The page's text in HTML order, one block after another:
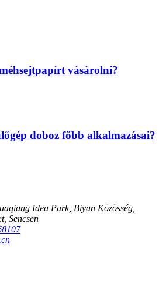
vásárolni?
doboz főbb alkalmazásai?
Idea Park, Biyan Közösség,
Sencsen